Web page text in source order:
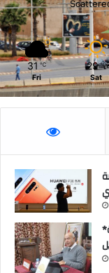
31 ℃
Fri
29 ℃
Sat
*الرؤية الملكية في هندسة المجال الترابي: وزارة